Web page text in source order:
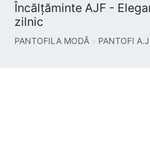
Încălțăminte AJF -
zilnic
PANTOFILA MODĂ PANTOFI